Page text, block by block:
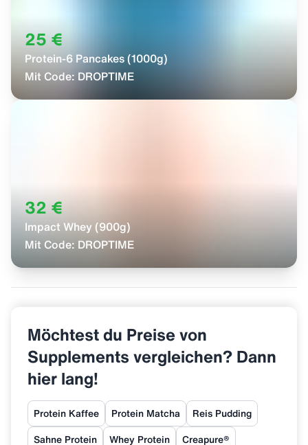
25 €
Protein-6 Pancakes (1000g)
Mit Code: DROPTIME
32 €
Impact Whey (900g)
Mit Code: DROPTIME
Möchtest du Preise von
Supplements vergleichen? Dann
hier lang!
Protein Kaffee Protein Matcha Reis Pudding
Sahne Protein Whey Protein Creapure®